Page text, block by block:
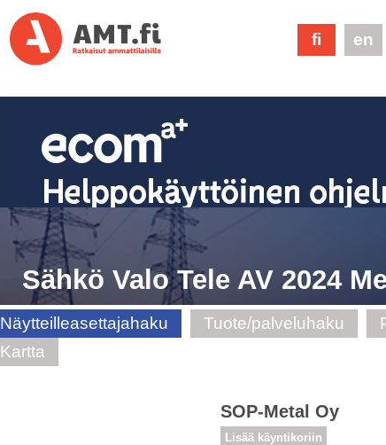
fi en
Sähkö Valo Tele AV 2024
Näytteilleasettajahaku Tuote/palveluhaku
Kartta
SOP-Metal Oy
Lisää käyntikoriin